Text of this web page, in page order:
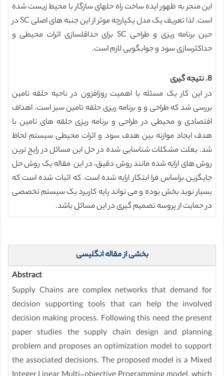
این منجر به ظهور ایده ساخت راه حلهای سازگار با محیط زیست شده
است. لذا تعریف یک مدل یکپارچه موثر از این جنبه های اصلی SC در
حین برنامه ریزی و طراحی SC برای حداقلسازی اثرات محیطی و
حداکثرسازی سود و جوابگویی لازم است.
8. نتیجه گیری
در این کار یک مسئله با اهمیت روزافزون در ناحیه حلقه تامین
بررسی شد که طراحی و و برنامه ریزی حلقه تامین سبز است. اهداف
اقتصادی و محیطی در طراحی و برنامه ریزی حلقه های تامین با
هدف ایجاد موازنه بین هدف سود و اثرات محیطی سیستم لحاظ
شد. بعلت مشکلات شناسایی شده در حل این مسائل در رایج ترین
روش های ارایه شده مانند روش دقیق، در این مقاله یک روش حل
جایگزین براساس فرا ابتکار ارایه شده است. که اثبات شده است که
بسیار نوید بخش بوده و می تواند پایه کاربرد یک سیستم تخصصی
در حمایت از پروسه تصمیم گیری در این مسائل باشد.
بخشی از مقاله انگلیسی
Abstract
Supply Chains are complex networks that demand for
decision supporting tools that can help the involved
decision making process. Following this need the present
paper studies the supply chain design and planning
problem and proposes an optimization model to support
the associated decisions. The proposed model is a Mixed